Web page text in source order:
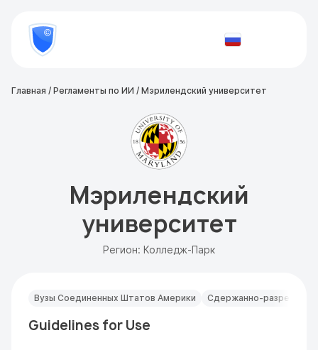
800
777-
81-Проверить
Главная / Регламенты по ИИ / Мэрилендский университет
Мэрилендский
университет
Регион: Колледж-Парк
Вузы Соединенных Штатов Америки Сдержанно-
Guidelines for Use